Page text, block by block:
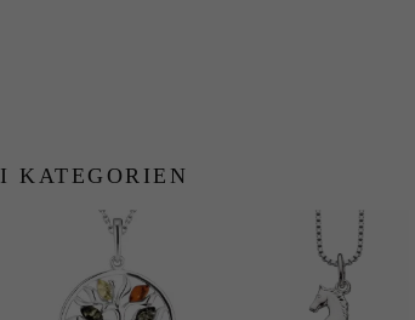
KATEGORIEN